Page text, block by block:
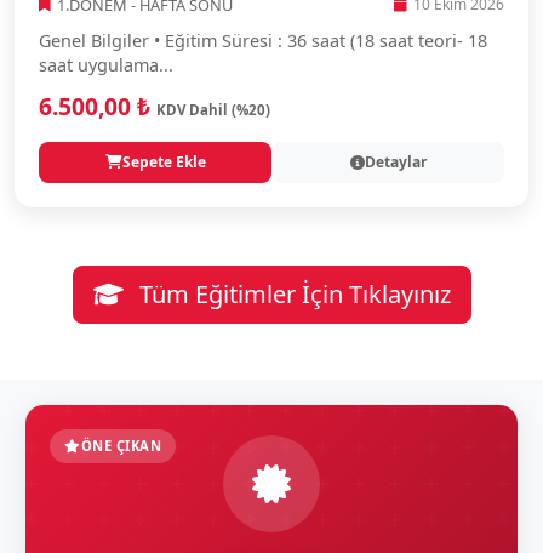
1.DÖNEM - HAFTA SONU 10 Ekim 2026
Genel Bilgiler • Eğitim Süresi : 36 saat (18 saat teori- 18
saat uygulama...
6.500,00 ₺ KDV Dahil (%20)
Sepete Ekle Detaylar
Tüm Eğitimler İçin Tıklayınız
ÖNE ÇIKAN